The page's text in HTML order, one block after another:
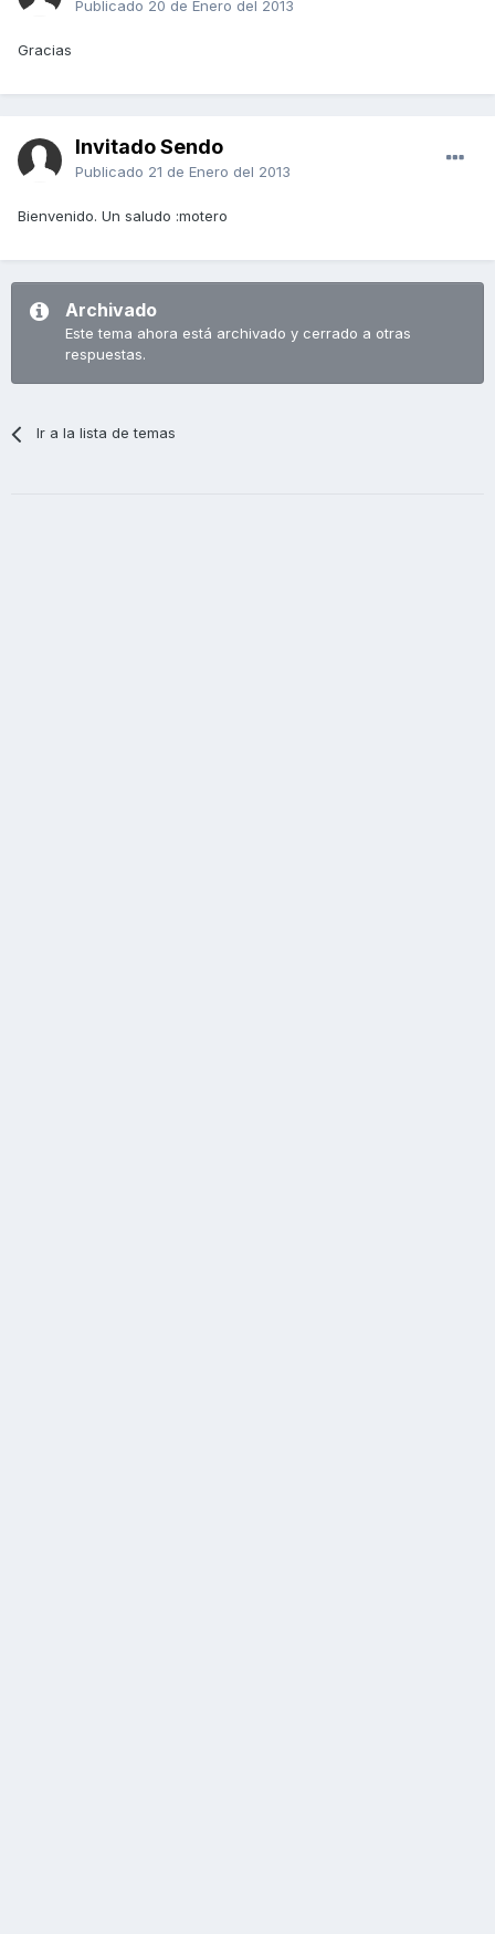
Publicado 20 de Enero del 2013
Gracias
Invitado Sendo
Publicado 21 de Enero del 2013
Bienvenido. Un saludo :motero
Archivado
Este tema ahora está archivado y cerrado a otras
respuestas.
Ir a la lista de temas